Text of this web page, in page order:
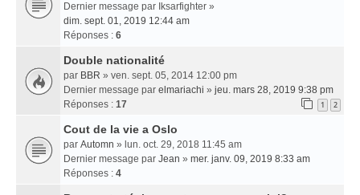
Dernier message par Iksarfighter »
dim. sept. 01, 2019 12:44 am
Réponses : 6
Double nationalité
par BBR » ven. sept. 05, 2014 12:00 pm
Dernier message par elmariachi » jeu. mars 28, 2019 9:38 pm
Réponses : 17 1 2
Cout de la vie a Oslo
par Automn » lun. oct. 29, 2018 11:45 am
Dernier message par Jean » mer. janv. 09, 2019 8:33 am
Réponses : 4